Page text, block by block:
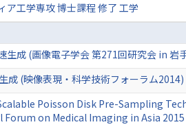
ア工学専攻 博士課程 修了 工学
成 (画像電子学会 第271回研究会 in 岩
(映像表現・科学技術フォーラム2014)
Poisson Disk Pre-Sampling
on Medical Imaging in Asia 2015